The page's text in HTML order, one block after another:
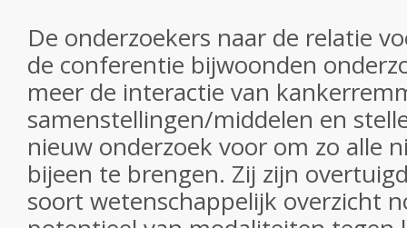
De onderzoekers naar de relatie
de conferentie bijwoonden
meer de interactie van
samenstellingen/middelen en
nieuw onderzoek voor om zo alle
bijeen te brengen. Zij zijn
soort wetenschappelijk overzicht